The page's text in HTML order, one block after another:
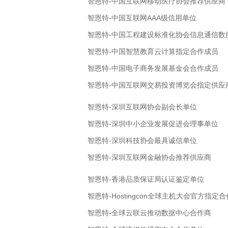
智恩特-中国互联网AAA级信用单位
智恩特-中国工程建设标准化协会信息通信数
智恩特-中国智慧教育云计算指定合作成员
智恩特-中国电子商务发展基金会合作成员
智恩特-中国互联网交易投资博览会指定供应
智恩特-深圳互联网协会副会长单位
智恩特-深圳中小企业发展促进会理事单位
智恩特-深圳科技协会最具诚信单位
智恩特-深圳互联网金融协会推荐供应商
智恩特-香港品质保证局认证鉴定单位
智恩特-Hostingcon全球主机大会官方指定合
智恩特-全球云联云推动数据中心合作商